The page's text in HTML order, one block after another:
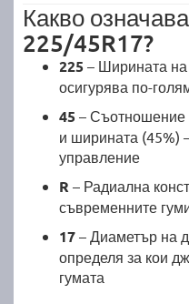
Какво
225/45R17?
225 – Ширината
осигурява по-
45 – Съотношение
и ширината (45%)
управление
R – Радиална
съвременните
17 – Диаметър на
определя за кои
гумата